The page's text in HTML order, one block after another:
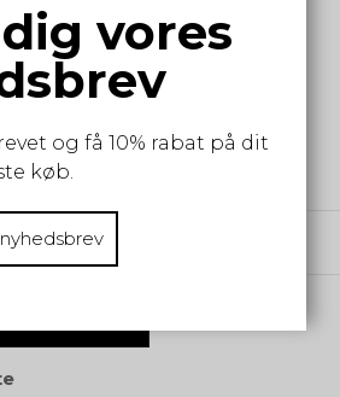
med en bred kontrast kant.
vores
og få 10% rabat på dit
køb.